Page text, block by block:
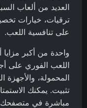
العديد من ألعاب
ترقيات، خيارات
على تنافسية اللعب.
اللعب الفوري على
المحمولة، والأجهزة
تثبيت. يمكنك
مباشرة في